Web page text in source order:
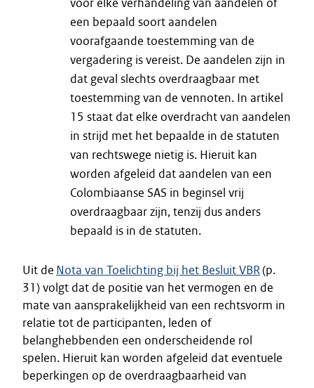
voor elke verhandeling van aandelen of
een bepaald soort aandelen
voorafgaande toestemming van de
vergadering is vereist. De aandelen zijn in
dat geval slechts overdraagbaar met
toestemming van de vennoten. In artikel
15 staat dat elke overdracht van aandelen
in strijd met het bepaalde in de statuten
van rechtswege nietig is. Hieruit kan
worden afgeleid dat aandelen van een
Colombiaanse SAS in beginsel vrij
overdraagbaar zijn, tenzij dus anders
bepaald is in de statuten.
Uit de Nota van Toelichting bij het Besluit VBR(p.
31) volgt dat de positie van het vermogen en de
mate van aansprakelijkheid van een rechtsvorm in
relatie tot de participanten, leden of
belanghebbenden een onderscheidende rol
spelen. Hieruit kan worden afgeleid dat eventuele
beperkingen op de overdraagbaarheid van